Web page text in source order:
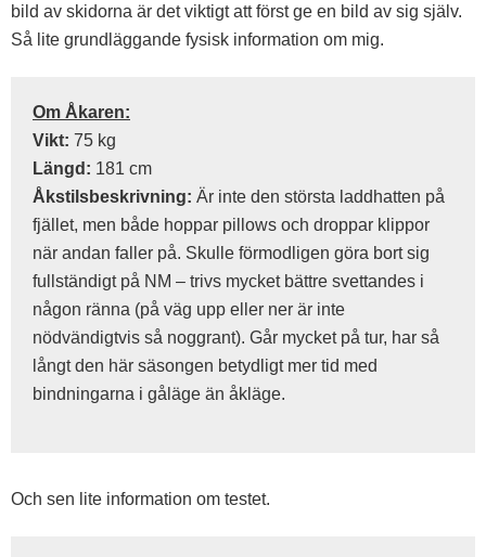
bild av skidorna är det viktigt att först ge en bild av sig själv.
Så lite grundläggande fysisk information om mig.
Om Åkaren:
Vikt: 75 kg
Längd: 181 cm
Åkstilsbeskrivning: Är inte den största laddhatten på
fjället, men både hoppar pillows och droppar klippor
när andan faller på. Skulle förmodligen göra bort sig
fullständigt på NM – trivs mycket bättre svettandes i
någon ränna (på väg upp eller ner är inte
nödvändigtvis så noggrant). Går mycket på tur, har så
långt den här säsongen betydligt mer tid med
bindningarna i gåläge än åkläge.
Och sen lite information om testet.